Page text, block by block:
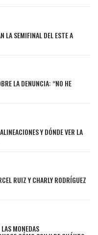
LA SEMIFINAL DEL ESTE A
LA DENUNCIA: “NO HE
Y DÓNDE VER LA
RUIZ Y CHARLY RODRÍGUEZ
MONEDAS